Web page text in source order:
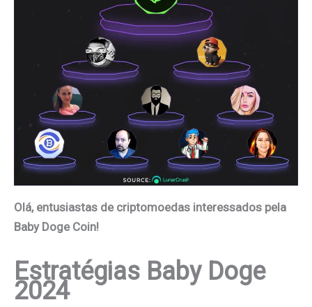
Olá, entusiastas de criptomoedas interessados pela
Baby Doge Coin!
Estratégias Baby Doge
2024